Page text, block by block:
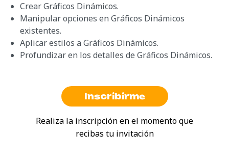
Crear Gráficos Dinámicos.
Manipular opciones en Gráficos Dinámicos
existentes.
Aplicar estilos a Gráficos Dinámicos.
Profundizar en los detalles de Gráficos Dinámicos.
Inscribirme
Realiza la inscripción en el momento que
recibas tu invitación